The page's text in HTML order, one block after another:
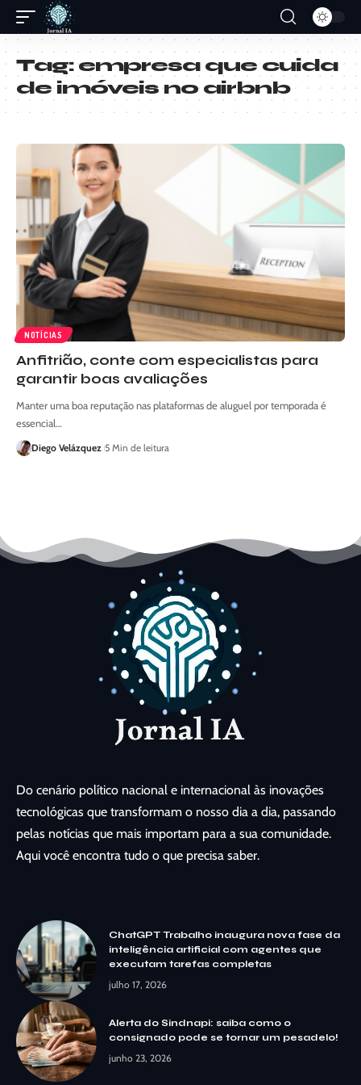
Tag:empresa que cuida
de imóveis no airbnb
NOTÍCIAS
Anfitrião, conte com especialistas para
garantir boas avaliações
Manter uma boa reputação nas plataformas de aluguel por temporada é
essencial…
Diego Velázquez 5 Min de leitura
Do cenário político nacional e internacional às inovações
tecnológicas que transformam o nosso dia a dia, passando
pelas notícias que mais importam para a sua comunidade.
Aqui você encontra tudo o que precisa saber.
ChatGPT Trabalho inaugura nova fase da
inteligência artificial com agentes que
executam tarefas completas
julho 17, 2026
Alerta do Sindnapi: saiba como o
consignado pode se tornar um pesadelo!
junho 23, 2026